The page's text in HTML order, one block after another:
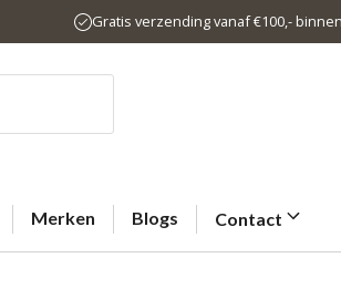
Gratis verzending vanaf €100,-
Merken Blogs Contact